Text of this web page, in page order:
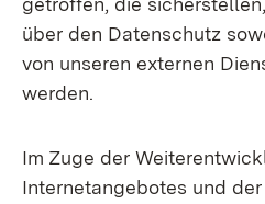
über den Datenschutz
von unseren externen
werden.
Im Zuge der
Internetangebotes und